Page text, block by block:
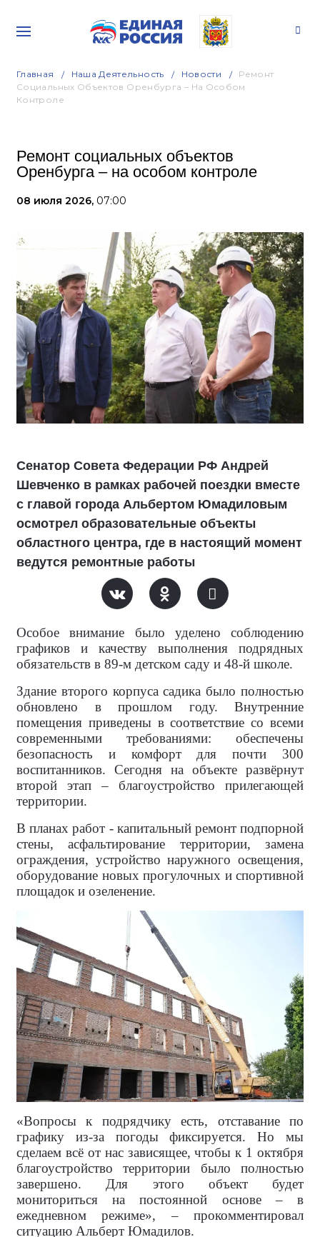
Главная Наша Деятельность Новости
Ремонт
Социальных Объектов Оренбурга – На Особом
Контроле
Ремонт социальных объектов
Оренбурга – на особом контроле
08 июля 2026, 07:00
Сенатор Совета Федерации РФ Андрей
Шевченко в рамках рабочей поездки вместе
с главой города Альбертом Юмадиловым
осмотрел образовательные объекты
областного центра, где в настоящий момент
ведутся ремонтные работы
Особое внимание было уделено соблюдению
графиков и качеству выполнения подрядных
обязательств в 89-м детском саду и 48-й школе.
Здание второго корпуса садика было полностью
обновлено в прошлом году. Внутренние
помещения приведены в соответствие со всеми
современными требованиями: обеспечены
безопасность и комфорт для почти 300
воспитанников. Сегодня на объекте развёрнут
второй этап – благоустройство прилегающей
территории.
В планах работ - капитальный ремонт подпорной
стены, асфальтирование территории, замена
ограждения, устройство наружного освещения,
оборудование новых прогулочных и спортивной
площадок и озеленение.
«Вопросы к подрядчику есть, отставание по
графику из-за погоды фиксируется. Но мы
сделаем всё от нас зависящее, чтобы к 1 октября
благоустройство территории было полностью
завершено. Для этого объект будет
мониториться на постоянной основе – в
ежедневном режиме», – прокомментировал
ситуацию Альберт Юмадилов.